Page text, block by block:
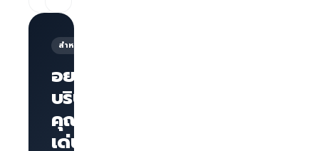
สำหรับนายจ้าง
อยากให้
บริษัทของ
คุณโดด
เด่นบน